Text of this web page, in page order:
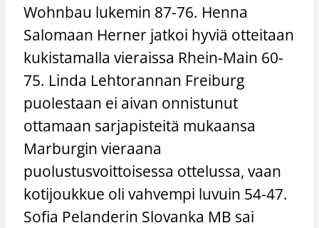
Wohnbau lukemin 87-76. Henna
Salomaan Herner jatkoi hyviä otteitaan
kukistamalla vieraissa Rhein-Main 60-
75. Linda Lehtorannan Freiburg
puolestaan ei aivan onnistunut
ottamaan sarjapisteitä mukaansa
Marburgin vieraana
puolustusvoittoisessa ottelussa, vaan
kotijoukkue oli vahvempi luvuin 54-47.
Sofia Pelanderin Slovanka MB sai